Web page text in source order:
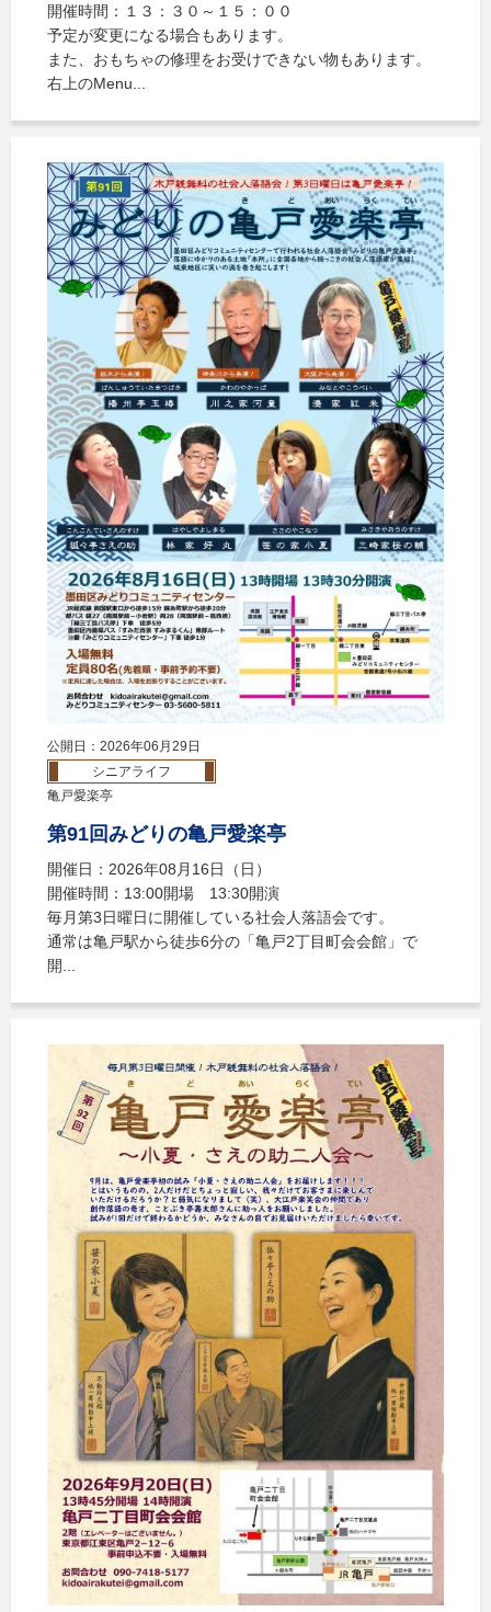
開催時間：１３：３０～１５：００
予定が変更になる場合もあります。
また、おもちゃの修理をお受けできない物もあります。
右上のMenu...
公開日：2026年06月29日
シニアライフ
亀戸愛楽亭
第91回みどりの亀戸愛楽亭
開催日：2026年08月16日（日）
開催時間：13:00開場 13:30開演
毎月第3日曜日に開催している社会人落語会です。
通常は亀戸駅から徒歩6分の「亀戸2丁目町会会館」で
開...